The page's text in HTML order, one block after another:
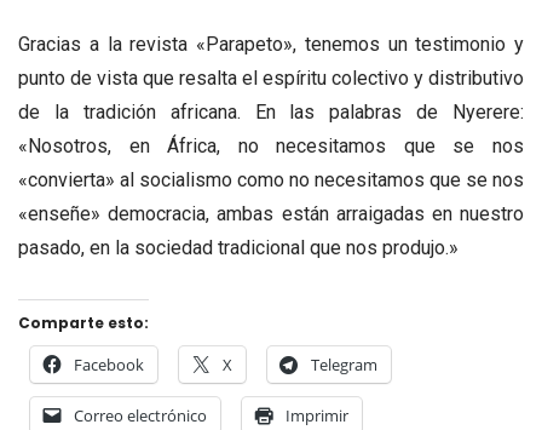
Gracias a la revista «Parapeto», tenemos un testimonio y
punto de vista que resalta el espíritu colectivo y distributivo
de la tradición africana. En las palabras de Nyerere:
«Nosotros, en África, no necesitamos que se nos
«convierta» al socialismo como no necesitamos que se nos
«enseñe» democracia, ambas están arraigadas en nuestro
pasado, en la sociedad tradicional que nos produjo.»
Comparte esto:
Facebook X Telegram
Correo electrónico Imprimir